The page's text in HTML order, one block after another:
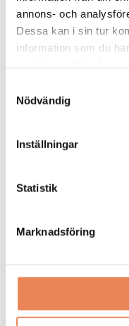
annons- och
Dessa kan i sin tur
information som du
Nödvändig
Inställningar
Statistik
Marknadsföring
Arbetsgivare:
Sista